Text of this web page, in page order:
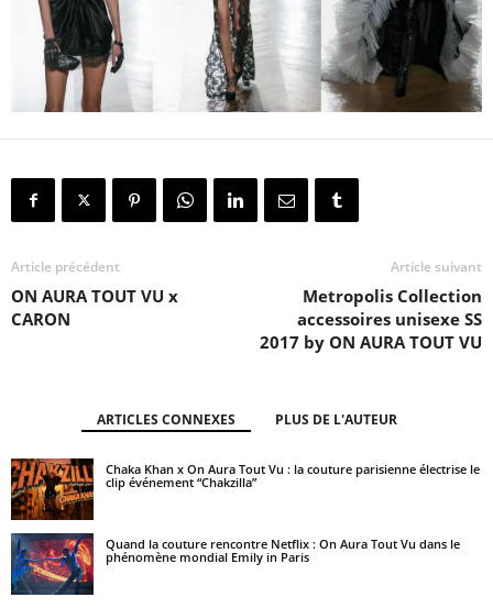
Article précédent
ON AURA TOUT VU x
CARON
Article suivant
Metropolis Collection
accessoires unisexe SS
2017 by ON AURA TOUT VU
ARTICLES CONNEXES PLUS DE L'AUTEUR
Chaka Khan x On Aura Tout Vu : la couture parisienne électrise le
clip événement “Chakzilla”
Quand la couture rencontre Netflix : On Aura Tout Vu dans le
phénomène mondial Emily in Paris